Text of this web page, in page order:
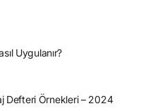
Uygulanır?
Defteri Örnekleri – 2024